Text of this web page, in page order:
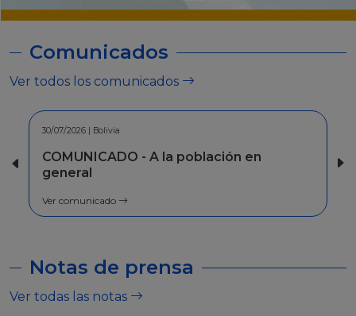
Comunicados
Ver todos los comunicados
30/07/2026 | Bolivia
COMUNICADO - A la población en
general
Ver comunicado
Notas de prensa
Ver todas las notas